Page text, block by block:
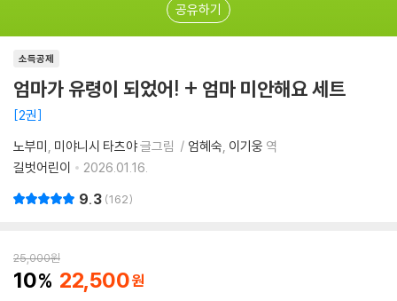
공유하기
소득공제
엄마가 유령이 되었어! + 엄마 미안해요 세트
2권
노부미
미야니시 타츠야글그림 엄혜숙 이기웅 역
길벗어린이
2026.01.16.
9.3 162
25,000원
10 22,500